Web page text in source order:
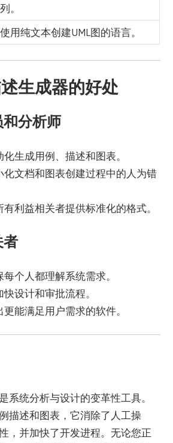
。
用纯文本创建UML图的语言。
生成器的好处
分析师
化生成用例、描述和图表。
化文档和图表创建过程中的人为错
有利益相关者提供标准化的格式。
者
每个人都理解系统需求。
快设计和审批流程。
更能满足用户需求的软件。
是系统分析与设计的变革性工具。
描述和图表，它消除了人工操
，并加快了开发进程。无论您正